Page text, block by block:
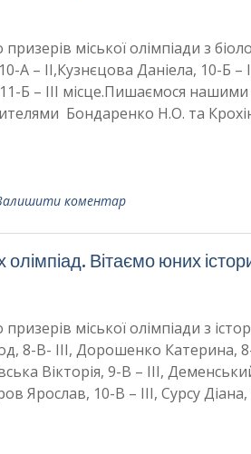
призерів міської олімпіади з
А – ІІ,Кузнєцова Даніела, 10-Б –
Б – ІІІ місце.Пишаємося
Бондаренко Н.О. та
коментар
Вітаємо юних
міської олімпіади з
8-В- ІІІ, Дорошенко Катерина,
Вікторія, 9-В – ІІІ,
Ярослав, 10-В – ІІІ, Сурсу